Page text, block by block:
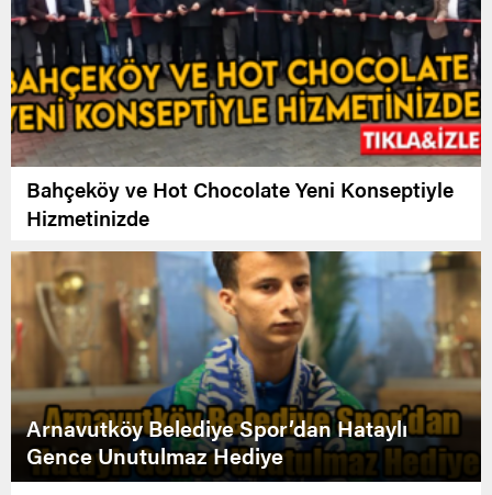
Bahçeköy ve Hot Chocolate Yeni Konseptiyle
Hizmetinizde
Arnavutköy Belediye Spor’dan Hataylı
Gence Unutulmaz Hediye